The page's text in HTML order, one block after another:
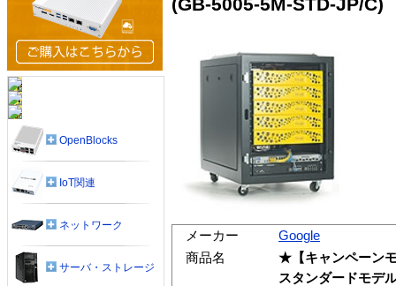
メーカー
Google
商品名
★【キャンペーン
スタンダードモデ
OpenBlocks
IoT関連
ネットワーク
サーバ・ストレージ